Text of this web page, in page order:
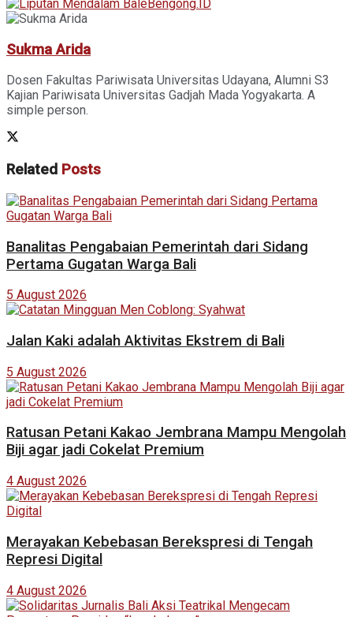
Sukma Arida
Dosen Fakultas Pariwisata Universitas Udayana, Alumni S3
Kajian Pariwisata Universitas Gadjah Mada Yogyakarta. A
simple person.
Related Posts
Banalitas Pengabaian Pemerintah dari Sidang
Pertama Gugatan Warga Bali
5 August 2026
Jalan Kaki adalah Aktivitas Ekstrem di Bali
5 August 2026
Ratusan Petani Kakao Jembrana Mampu Mengolah
Biji agar jadi Cokelat Premium
4 August 2026
Merayakan Kebebasan Berekspresi di Tengah
Represi Digital
4 August 2026